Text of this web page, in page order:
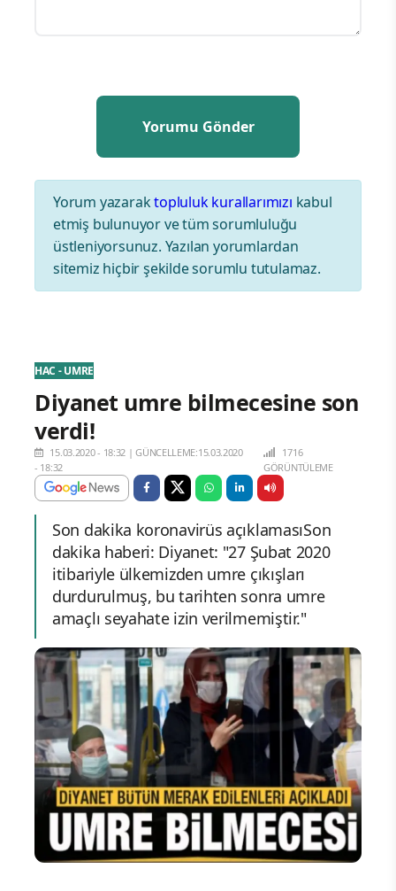
Yorum yazaraktopluluk kurallarımızı kabul
etmiş bulunuyor ve tüm sorumluluğu
üstleniyorsunuz. Yazılan yorumlardan
sitemiz hiçbir şekilde sorumlu tutulamaz.
HAC - UMRE
Diyanet umre bilmecesine son
verdi!
15.03.2020 - 18:32 |GÜNCELLEME:15.03.2020
- 18:32
1716
GÖRÜNTÜLEME
Son dakika koronavirüs açıklamasıSon
dakika haberi: Diyanet: "27 Şubat 2020
itibariyle ülkemizden umre çıkışları
durdurulmuş, bu tarihten sonra umre
amaçlı seyahate izin verilmemiştir."